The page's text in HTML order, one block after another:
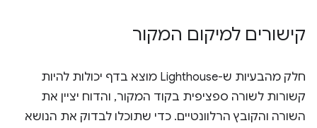
קישורים למיקום המקור
חלק מהבעיות ש-Lighthouse מוצא בדף יכולות להיות
קשורות לשורה ספציפית בקוד המקור, והדוח יציין את
השורה והקובץ הרלוונטיים. כדי שתוכלו לבדוק את הנושא